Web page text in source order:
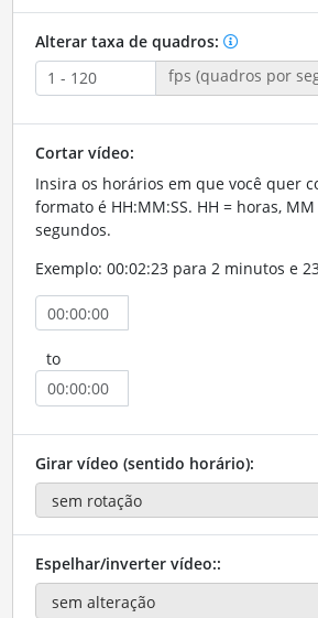
Alterar taxa de quadros:
fps (quadros por
Cortar vídeo:
Insira os horários em que você quer
formato é HH:MM:SS. HH = horas,
segundos.
Exemplo: 00:02:23 para 2 minutos e
to
Girar vídeo (sentido horário):
Espelhar/inverter vídeo::